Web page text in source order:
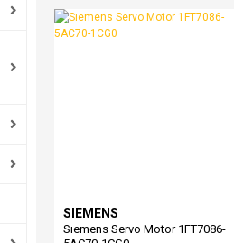
SIEMENS
Sıemens Servo Motor 1FT7086-